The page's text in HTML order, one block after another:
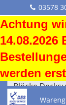
03578
Achtung
14.08.2026
werden
Blöcke